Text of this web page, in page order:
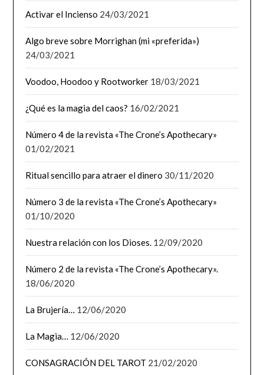
Activar el Incienso 24/03/2021
Algo breve sobre Morrighan (mi «preferida»)
24/03/2021
Voodoo, Hoodoo y Rootworker 18/03/2021
¿Qué es la magia del caos? 16/02/2021
Número 4 de la revista «The Crone’s Apothecary»
01/02/2021
Ritual sencillo para atraer el dinero 30/11/2020
Número 3 de la revista «The Crone’s Apothecary»
01/10/2020
Nuestra relación con los Dioses. 12/09/2020
Número 2 de la revista «The Crone’s Apothecary».
18/06/2020
La Brujería… 12/06/2020
La Magia… 12/06/2020
CONSAGRACIÓN DEL TAROT 21/02/2020